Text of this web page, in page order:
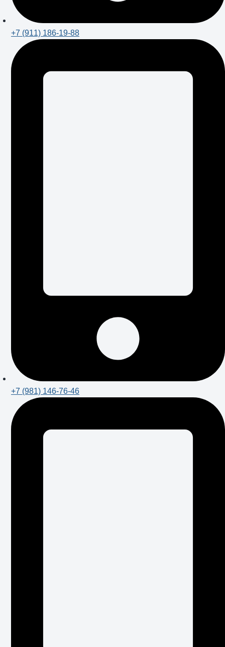
+7 (911) 186-19-88
+7 (981) 146-76-46